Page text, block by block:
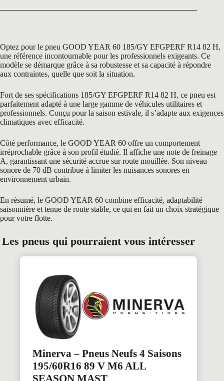
Optez pour le pneu GOOD YEAR 60 185/GY EFGPERF R14 82 H,
une référence incontournable pour les professionnels exigeants. Ce
modèle se démarque grâce à sa robustesse et sa capacité à répondre
aux contraintes, quelle que soit la situation.
Fort de ses spécifications 185/GY EFGPERF R14 82 H, ce pneu est
parfaitement adapté à une large gamme de véhicules utilitaires et
professionnels. Conçu pour la saison estivale, il s’adapte aux exigences
climatiques avec efficacité.
Côté performance, le GOOD YEAR 60 offre un comportement
irréprochable grâce à son profil étudié. Il affiche une note de freinage
A, garantissant une sécurité accrue sur route mouillée. Son niveau
sonore de 70 dB contribue à limiter les nuisances sonores en
environnement urbain.
En résumé, le GOOD YEAR 60 combine efficacité, adaptabilité
saisonnière et tenue de route stable, ce qui en fait un choix stratégique
pour votre flotte.
Les pneus qui pourraient vous intéresser
Minerva – Pneus Neufs 4 Saisons
195/60R16 89 V M6 ALL
SEASON MAST